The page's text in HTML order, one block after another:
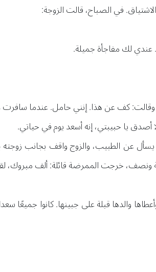
في الصباح، قالت الزوجة:
عندي لك مفاجأة جميلة.
وقالت: كف عن هذا. إنني حامل. عندما سافرت
يا حبيبتي، إنه أسعد يوم في حياتي.
يسأل عن الطبيب، والزوج واقف بجانب
خرجت الممرضة قائلة: ألف مبروك، لقد
والدها قبلة على جبينها. كانوا